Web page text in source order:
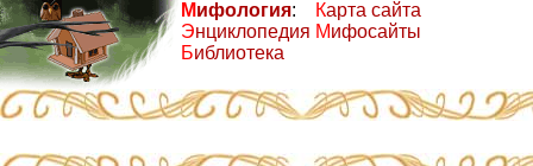
Мифология:
Энциклопедия
Библиотека
Карта сайта
Мифосайты